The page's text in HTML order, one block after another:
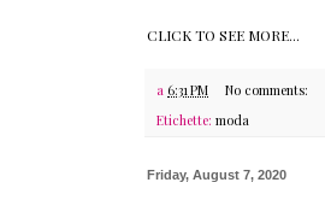
CLICK TO SEE MORE...
a 6:31 PM
No comments:
Etichette: moda
Friday, August 7, 2020